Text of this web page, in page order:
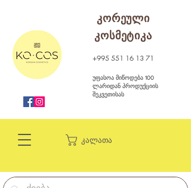
კალათა
კორეული
კოსმეტიკა
+995 551 16 13 71
უფასოა მიწოდება 100
ლარიდან პროდუქციის
შეკვეთისას